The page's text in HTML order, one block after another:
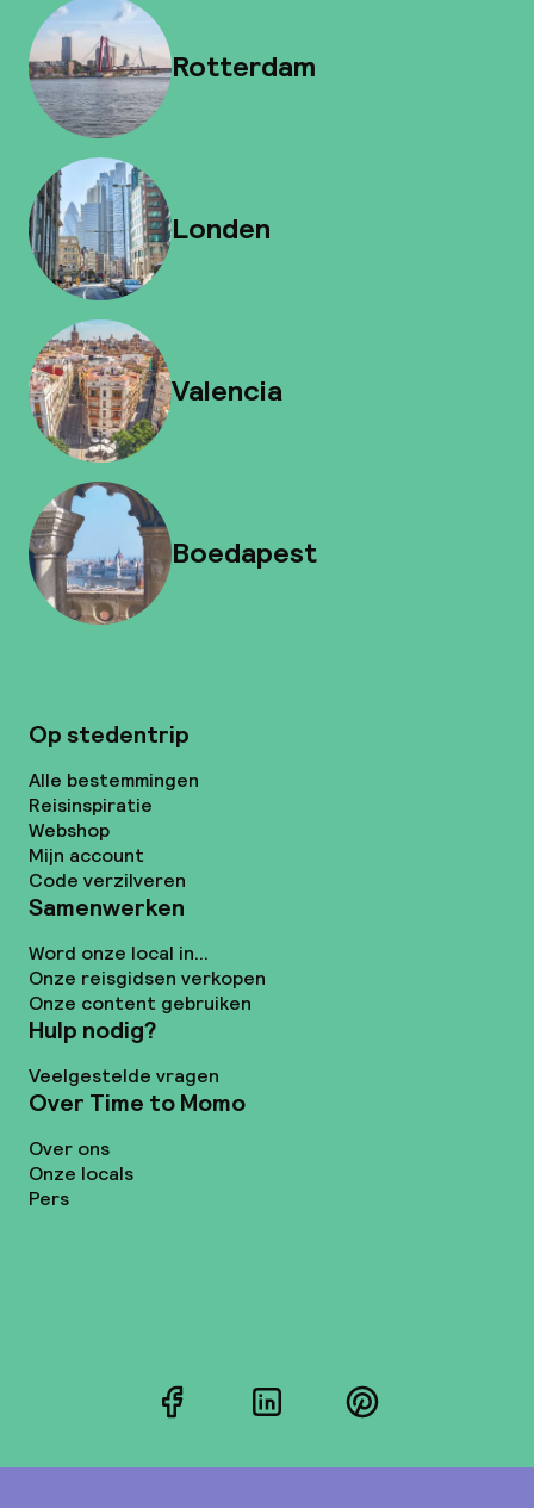
Rotterdam
Londen
Valencia
Boedapest
Op stedentrip
Alle bestemmingen
Reisinspiratie
Webshop
Mijn account
Code verzilveren
Samenwerken
Word onze local in...
Onze reisgidsen verkopen
Onze content gebruiken
Hulp nodig?
Veelgestelde vragen
Over Time to Momo
Over ons
Onze locals
Pers
FacebookLinkedInPinterest